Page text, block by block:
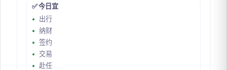
✅ 今日宜
出行
纳财
签约
交易
赴任